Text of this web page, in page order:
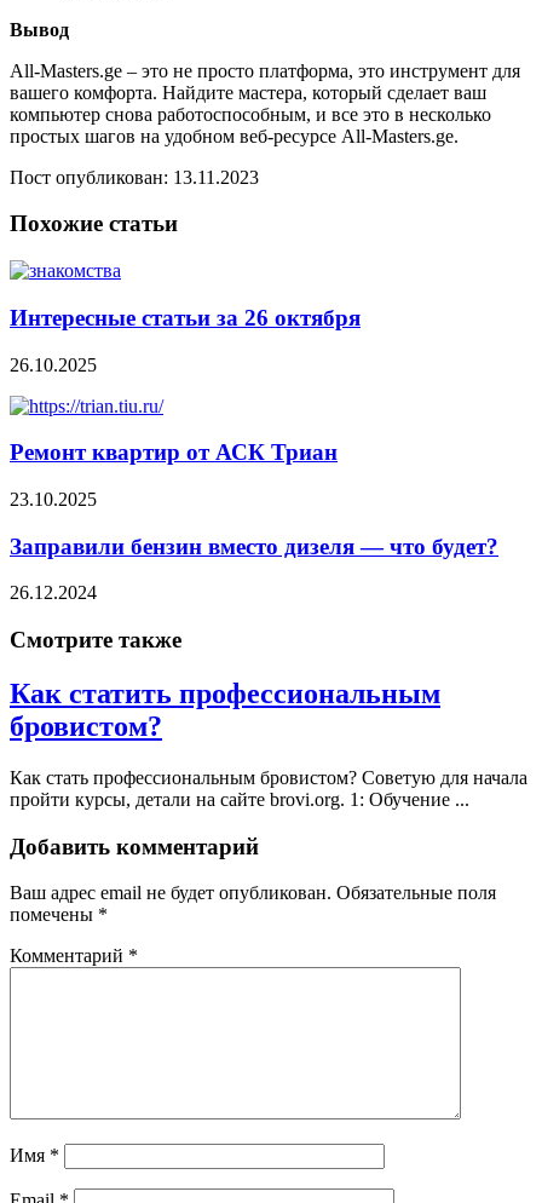
Вывод
All-Masters.ge – это не просто платформа, это инструмент для
вашего комфорта. Найдите мастера, который сделает ваш
компьютер снова работоспособным, и все это в несколько
простых шагов на удобном веб-ресурсе All-Masters.ge.
Пост опубликован: 13.11.2023
Похожие статьи
Интересные статьи за 26 октября
26.10.2025
Ремонт квартир от АСК Триан
23.10.2025
Заправили бензин вместо дизеля — что будет?
26.12.2024
Смотрите также
Как статить профессиональным
бровистом?
Как стать профессиональным бровистом? Советую для начала
пройти курсы, детали на сайте brovi.org. 1: Обучение ...
Добавить комментарий
Ваш адрес email не будет опубликован. Обязательные поля
помечены *
Комментарий *
Имя *